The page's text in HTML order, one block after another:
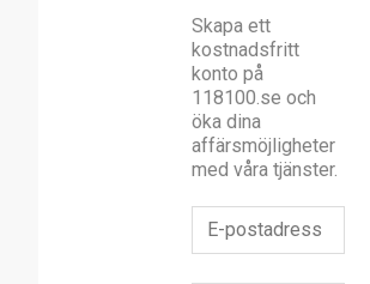
Skapa ett
kostnadsfritt
konto på
118100.se och
öka dina
affärsmöjligheter
med våra tjänster.